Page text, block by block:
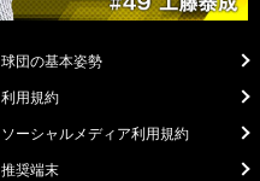
球団の基本姿勢
利用規約
ソーシャルメディア利用規約
推奨端末